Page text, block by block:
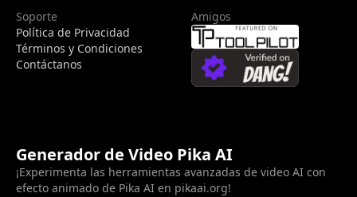
Soporte
Política de Privacidad
Términos y Condiciones
Contáctanos
Amigos
Generador de Video Pika AI
¡Experimenta las herramientas avanzadas de video AI con
efecto animado de Pika AI en pikaai.org!